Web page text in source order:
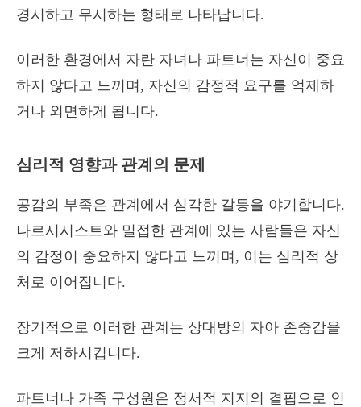
경시하고 무시하는 형태로 나타납니다.
이러한 환경에서 자란 자녀나 파트너는 자신이 중요
하지 않다고 느끼며, 자신의 감정적 요구를 억제하
거나 외면하게 됩니다.
심리적 영향과 관계의 문제
공감의 부족은 관계에서 심각한 갈등을 야기합니다.
나르시시스트와 밀접한 관계에 있는 사람들은 자신
의 감정이 중요하지 않다고 느끼며, 이는 심리적 상
처로 이어집니다.
장기적으로 이러한 관계는 상대방의 자아 존중감을
크게 저하시킵니다.
파트너나 가족 구성원은 정서적 지지의 결핍으로 인